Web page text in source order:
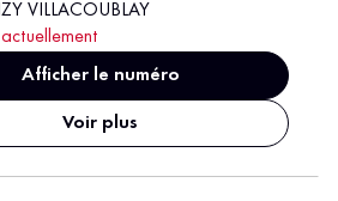
VILLACOUBLAY
actuellement
Afficher le numéro
Voir plus